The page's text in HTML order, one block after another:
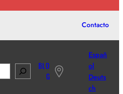
Contacto
BLO
G
Españ
ol
Deuts
ch